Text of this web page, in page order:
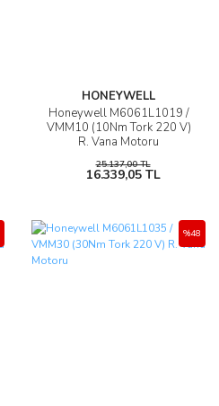
HONEYWELL
Honeywell M6061L1019 /
VMM10 (10Nm Tork 220 V)
R. Vana Motoru
25.137,00 TL
16.339,05 TL
%48